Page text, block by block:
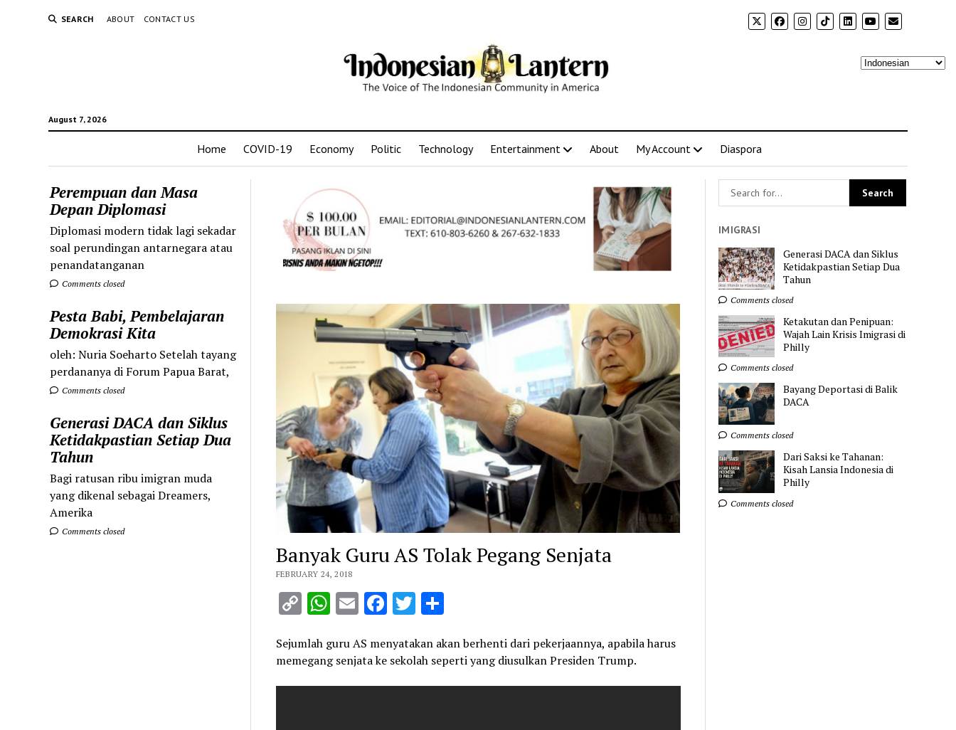
SEARCH ABOUT CONTACT US
August 7, 2026
Home COVID-19 Economy Politic Technology Entertainment About My Account Diaspora
Perempuan dan Masa
Depan Diplomasi
Diplomasi modern tidak lagi sekadar
soal perundingan antarnegara atau
penandatanganan
Comments closed
Pesta Babi, Pembelajaran
Demokrasi Kita
oleh: Nuria Soeharto Setelah tayang
perdananya di Forum Papua Barat,
Comments closed
Generasi DACA dan Siklus
Ketidakpastian Setiap Dua
Tahun
Bagi ratusan ribu imigran muda
yang dikenal sebagai Dreamers,
Amerika
Comments closed
Banyak Guru AS Tolak Pegang Senjata
FEBRUARY 24, 2018
CopyWhatsApp
EmailFacebook
Twitter
Share
Sejumlah guru AS menyatakan akan berhenti dari pekerjaannya, apabila harus
memegang senjata ke sekolah seperti yang diusulkan Presiden Trump.
IMIGRASI
Generasi DACA dan Siklus
Ketidakpastian Setiap Dua
Tahun
Comments closed
Ketakutan dan Penipuan:
Wajah Lain Krisis Imigrasi di
Philly
Comments closed
Bayang Deportasi di Balik
DACA
Comments closed
Dari Saksi ke Tahanan:
Kisah Lansia Indonesia di
Philly
Comments closed